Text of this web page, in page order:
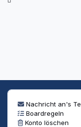
Nachricht an's
Boardregeln
Konto löschen